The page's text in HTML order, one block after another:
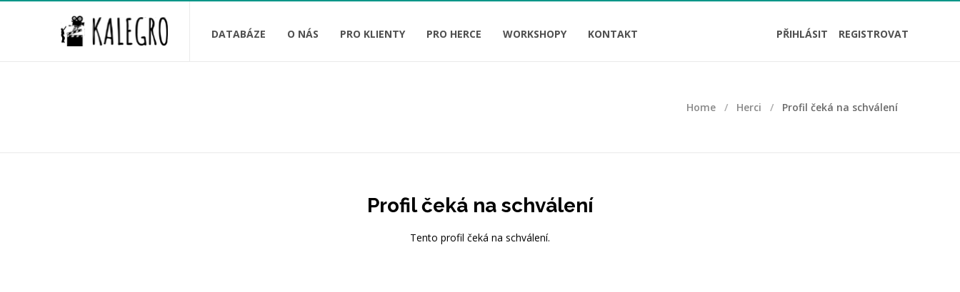
DATABÁZE O NÁS PRO KLIENTY PRO HERCE WORKSHOPY KONTAKT REGISTROVAT
PŘIHLÁSIT
Home Herci Profil čeká na schválení
Profil čeká na schválení
Tento profil čeká na schválení.